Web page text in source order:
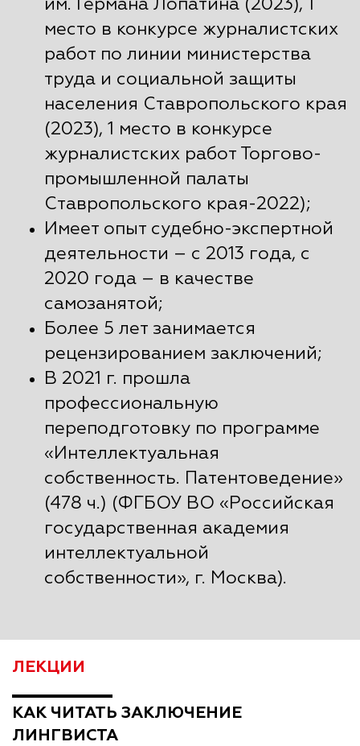
им. Германа Лопатина (2023), 1
место в конкурсе журналистских
работ по линии министерства
труда и социальной защиты
населения Ставропольского края
(2023), 1 место в конкурсе
журналистских работ Торгово-
промышленной палаты
Ставропольского края-2022);
Имеет опыт судебно-экспертной
деятельности – с 2013 года, с
2020 года – в качестве
самозанятой;
Более 5 лет занимается
рецензированием заключений;
В 2021 г. прошла
профессиональную
переподготовку по программе
«Интеллектуальная
собственность. Патентоведение»
(478 ч.) (ФГБОУ ВО «Российская
государственная академия
интеллектуальной
собственности», г. Москва).
ЛЕКЦИИ
КАК ЧИТАТЬ ЗАКЛЮЧЕНИЕ
ЛИНГВИСТА